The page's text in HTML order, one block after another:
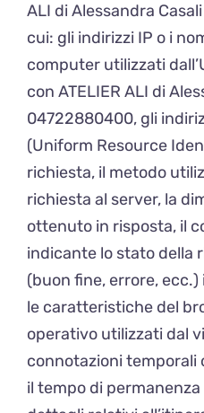
ALI di Alessandra
cui: gli indirizzi IP o i
computer utilizzati
con ATELIER ALI di
04722880400, gli
(Uniform Resource
richiesta, il metodo
richiesta al server, la
ottenuto in risposta, il
indicante lo stato della
(buon fine, errore,
le caratteristiche del
operativo utilizzati dal
connotazioni temporali
il tempo di